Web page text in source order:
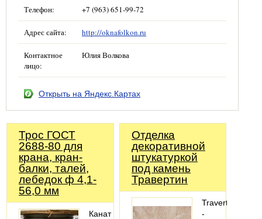
Телефон: +7 (963) 651-99-72
Адрес сайта: http://oknafolkon.ru
Контактное
лицо:
Юлия Волкова
Открыть на Яндекс.Картах
Трос ГОСТ
2688-80 для
крана, кран-
балки, талей,
лебедок ф 4,1-
56,0 мм
Канат
Отделка
декоративной
штукатуркой
под камень
Травертин
Travertin
-